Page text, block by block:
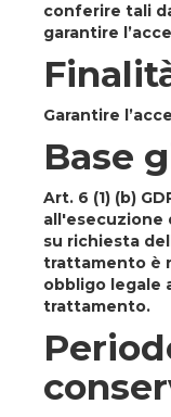
conferire tali
garantire
Garantire
Base
Art. 6 (1) (b)
su richiesta
trattamento è
obbligo legale
trattamento.